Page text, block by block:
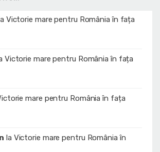
Victorie mare pentru România în fața
Victorie mare pentru România în fața
mare pentru România în fața
la Victorie mare pentru România în